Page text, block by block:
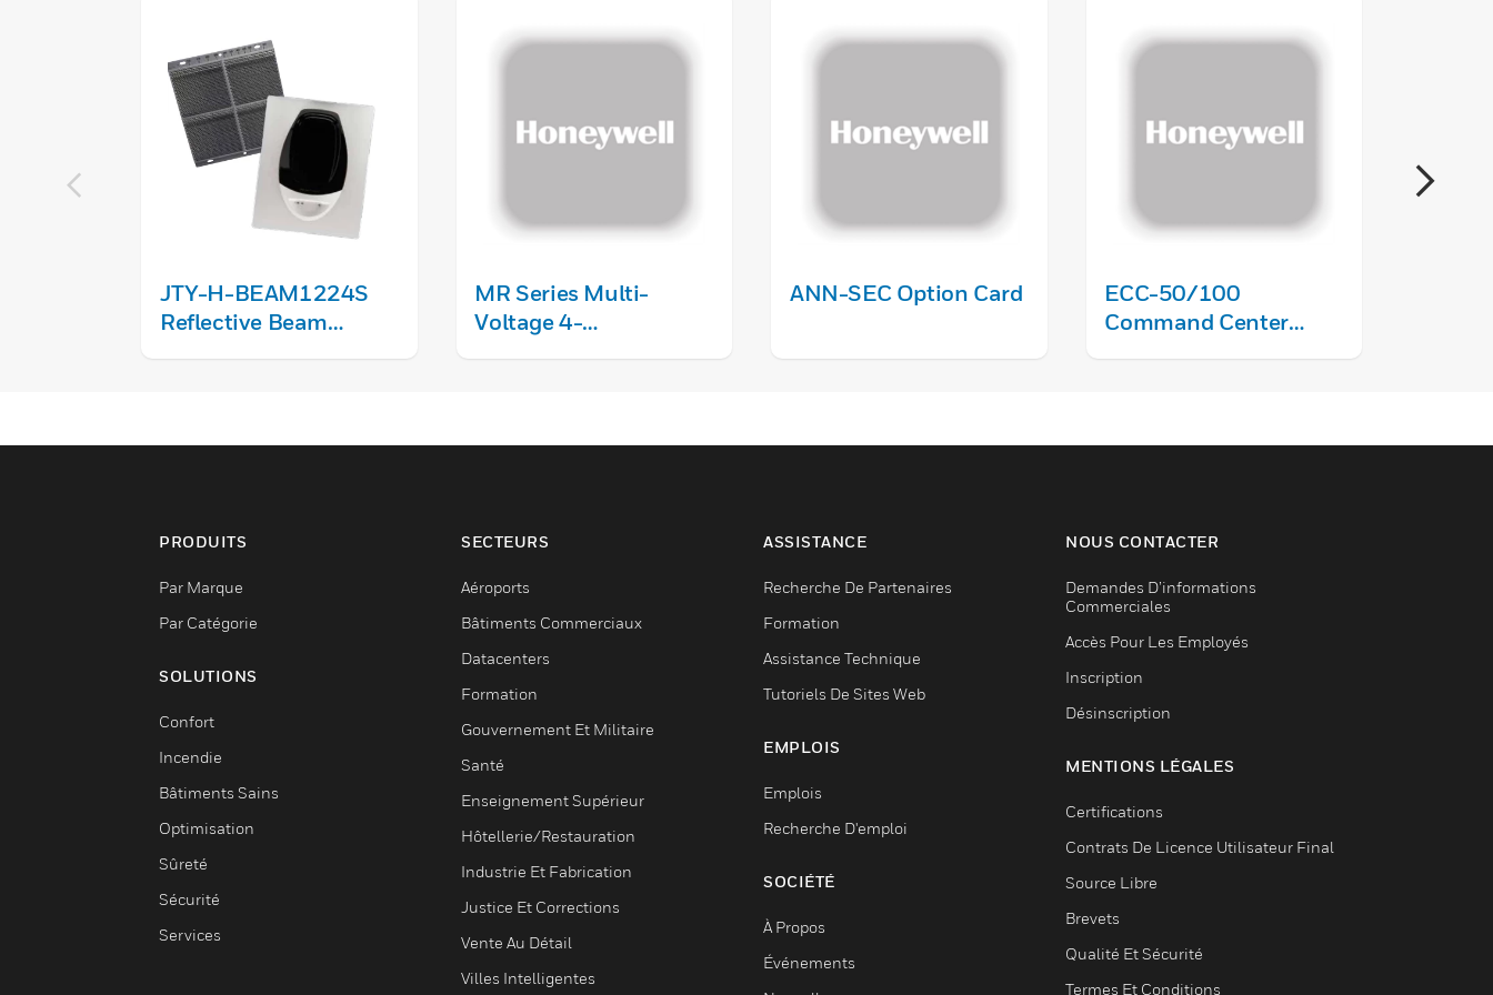
JTY-H-BEAM1224S
Reflective Beam
MR Series Multi-
Voltage 4-
ANN-SEC Option Card
ECC-50/100
Command Center
PRODUITS
Par Marque
Par Catégorie
SOLUTIONS
Confort
Incendie
Bâtiments Sains
Optimisation
Sûreté
Sécurité
Services
SECTEURS
Aéroports
Bâtiments Commerciaux
Datacenters
Formation
Gouvernement Et Militaire
Santé
Enseignement Supérieur
Hôtellerie/Restauration
Industrie Et Fabrication
Justice Et Corrections
Vente Au Détail
Villes Intelligentes
ASSISTANCE
Recherche De Partenaires
Formation
Assistance Technique
Tutoriels De Sites Web
EMPLOIS
Emplois
Recherche D'emploi
SOCIÉTÉ
À Propos
Événements
NOUS CONTACTER
Demandes D’informations
Commerciales
Accès Pour Les Employés
Inscription
Désinscription
MENTIONS LÉGALES
Certifications
Contrats De Licence Utilisateur Final
Source Libre
Brevets
Qualité Et Sécurité
Termes Et Conditions